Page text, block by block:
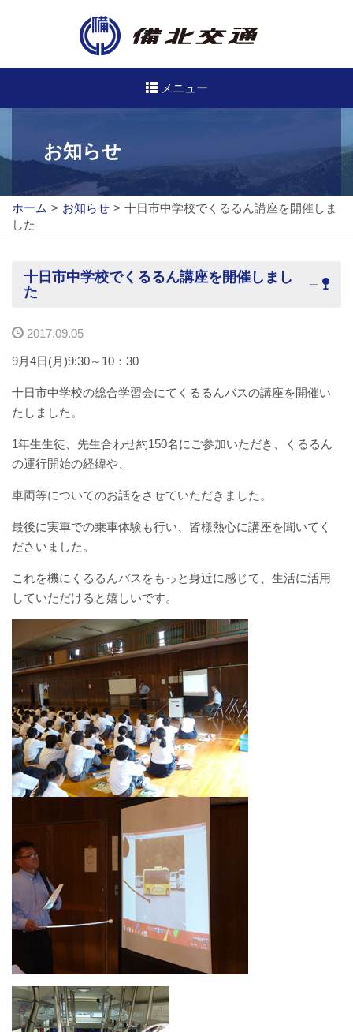
メニュー
高速バス
路線バス
定期券について
バスのご利用方法
バスパックについて
貸切バス・旅行業
まごころツアー
三次市交通観光センター
企業情報
会社概要
備北交通の歴史（アルバム）
リンク
お問い合わせ
採用情報
お知らせ
ホーム > お知らせ > 十日市中学校でくるるん講座を開催しま
した
十日市中学校でくるるん講座を開催しまし
た
2017.09.05
9月4日(月)9:30～10：30
十日市中学校の総合学習会にてくるるんバスの講座を開催い
たしました。
1年生生徒、先生合わせ約150名にご参加いただき、くるるん
の運行開始の経緯や、
車両等についてのお話をさせていただきました。
最後に実車での乗車体験も行い、皆様熱心に講座を聞いてく
ださいました。
これを機にくるるんバスをもっと身近に感じて、生活に活用
していただけると嬉しいです。